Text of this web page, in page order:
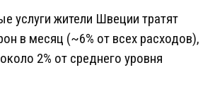
услуги жители Швеции тратят
в месяц (~6% от всех расходов),
2% от среднего уровня